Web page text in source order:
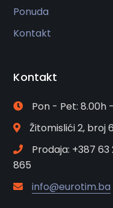
Ponuda
Kontakt
Kontakt
Pon - Pet: 8.00h
Žitomislići 2, broj
Prodaja: +387
865
info@eurotim.ba